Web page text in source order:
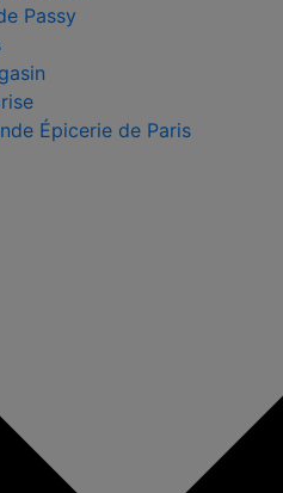
Passy
Épicerie de Paris